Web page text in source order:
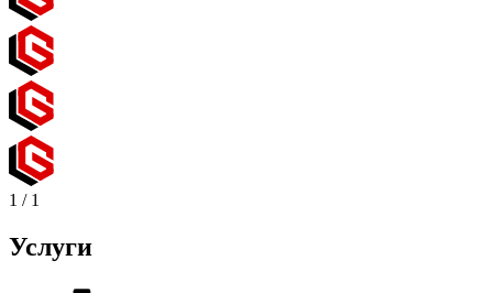
1 / 1
Услуги